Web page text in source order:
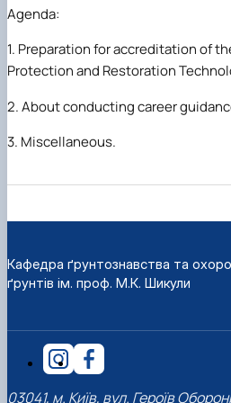
Agenda:
1. Preparation for accreditation of
Protection and Restoration
2. About conducting career
3. Miscellaneous.
Кафедра ґрунтознавства та
ґрунтів ім. проф. М.К. Шикули
03041, м. Київ, вул. Героїв